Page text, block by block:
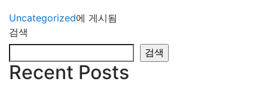
Uncategorized에 게시됨
검색
검색
Recent Posts